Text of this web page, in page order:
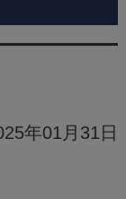
年01月31日